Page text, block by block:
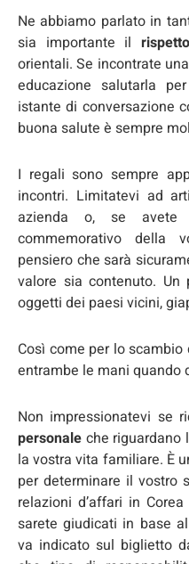
Ne abbiamo parlato in
sia importante il
orientali. Se incontrate
educazione salutarla
istante di conversazione
buona salute è sempre
I regali sono sempre
incontri. Limitatevi ad
azienda o, se avete
commemorativo della
pensiero che sarà
valore sia contenuto. Un
oggetti dei paesi vicini,
Così come per lo
entrambe le mani quando
Non impressionatevi se
personale che riguardano
la vostra vita familiare. È
per determinare il vostro
relazioni d’affari in
sarete giudicati in base
va indicato sul biglietto